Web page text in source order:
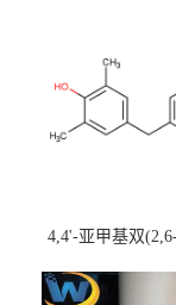
4,4'-亚甲基双